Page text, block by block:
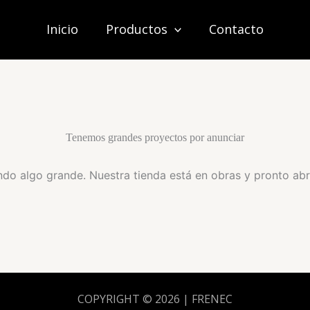
Inicio Productos Contacto
Tenemos grandes proyectos por anunciar
algo grande. Nuestra tienda está en obras y pronto
COPYRIGHT © 2026 | FRENEC